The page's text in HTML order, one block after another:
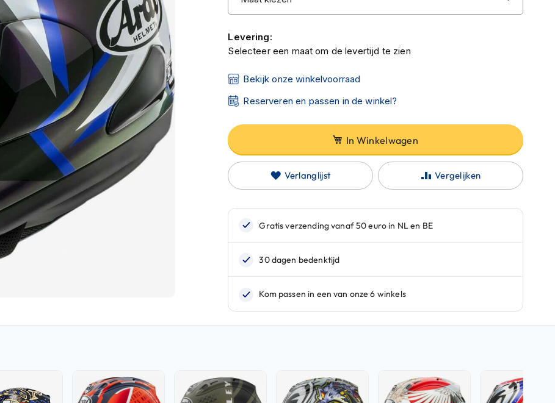
Levering:
Selecteer een maat om de levertijd te zien
Bekijk onze winkelvoorraad
Reserveren en passen in de winkel?
In Winkelwagen
Verlanglijst Vergelijken